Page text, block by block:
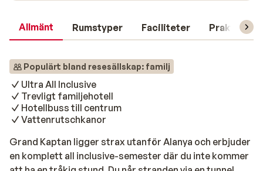
Allmänt Rumstyper Faciliteter Praktisk
Populärt bland resesällskap: familj
Ultra All Inclusive
Trevligt familjehotell
Hotellbuss till centrum
Vattenrutschkanor
Grand Kaptan ligger strax utanför Alanya och erbjuder
en komplett all inclusive-semester där du inte kommer